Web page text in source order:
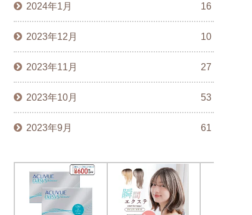
2024年1月 16
2023年12月 10
2023年11月 27
2023年10月 53
2023年9月 61